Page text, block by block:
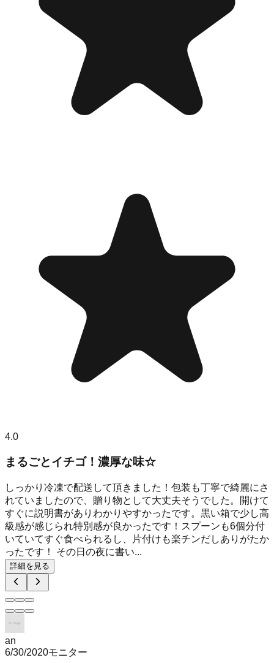
4.0
まるごとイチゴ！濃厚な味☆
しっかり冷凍で配送して頂きました！包装も丁寧で綺麗にさ
れていましたので、贈り物として大丈夫そうでした。開けて
すぐに説明書がありわかりやすかったです。黒い箱で少し高
級感が感じられ特別感が良かったです！スプーンも6個分付
いていてすぐ食べられるし、片付けも楽チンだしありがたか
ったです！ その日の夜に書い...
詳細を見る
an
6/30/2020モニター